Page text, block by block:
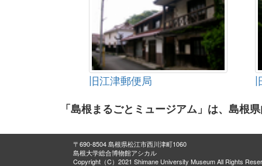
旧江津郵便局
「島根まるごとミュージアム」は、島根
〒690-8504 島根県松江市西川津町1060
島根大学総合博物館アシカル
Copyright（C）2021 Shimane University Museum All Rights